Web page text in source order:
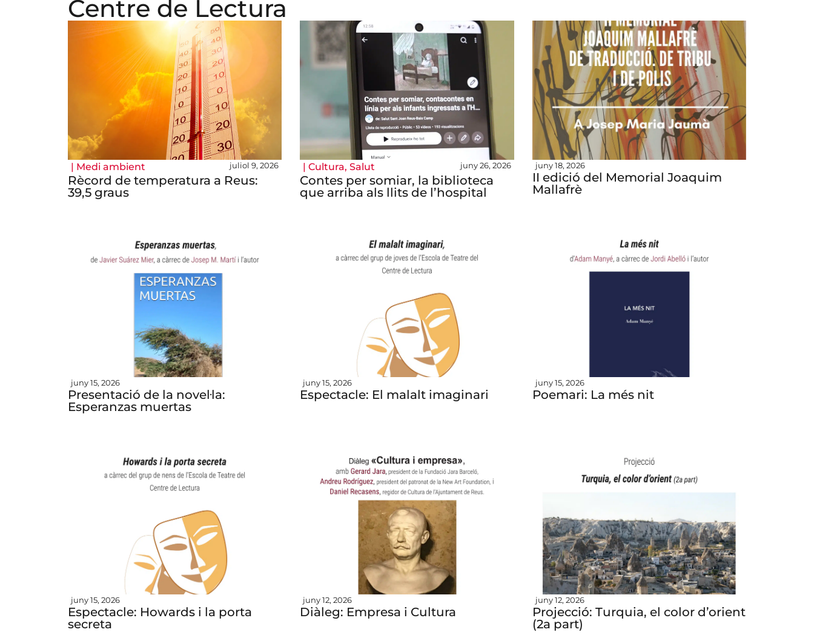
Centre de Lectura
| Medi ambient juliol 9, 2026
Rècord de temperatura a Reus:
39,5 graus
| Cultura,Salut juny 26, 2026
Contes per somiar, la biblioteca
que arriba als llits de l’hospital
juny 18, 2026
II edició del Memorial Joaquim
Mallafrè
juny 15, 2026
Presentació de la novel·la:
Esperanzas muertas
juny 15, 2026
Espectacle: El malalt imaginari
juny 15, 2026
Poemari: La més nit
juny 15, 2026
Espectacle: Howards i la porta
secreta
juny 12, 2026
Diàleg: Empresa i Cultura
juny 12, 2026
Projecció: Turquia, el color d’orient
(2a part)